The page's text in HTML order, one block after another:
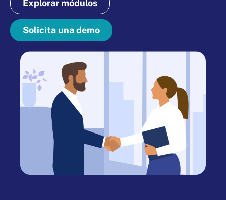
Explorar módulos
Solicita una demo